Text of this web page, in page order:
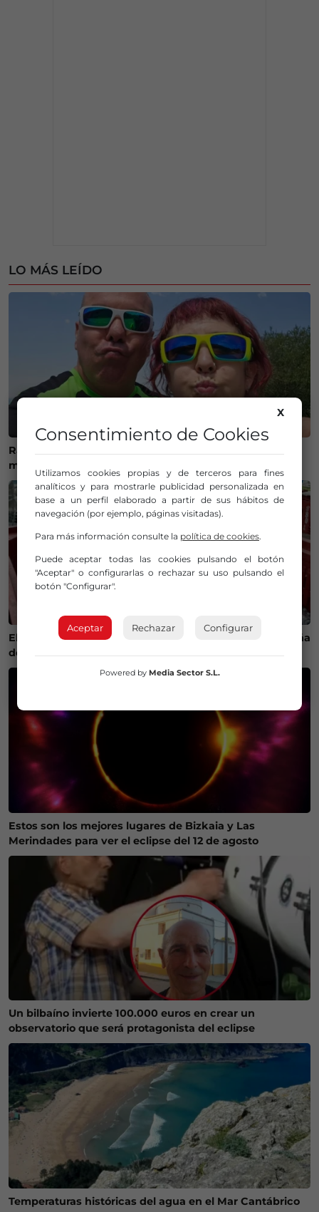
LO MÁS LEÍDO
Ráfagas al cielo para Gorane, el último adiós a una
motera que dejó huella en el mundo de las dos ruedas
El calor cambia la ruta del bonito y complica la campaña
de pesca en Euskadi
Estos son los mejores lugares de Bizkaia y Las
Merindades para ver el eclipse del 12 de agosto
Un bilbaíno invierte 100.000 euros en crear un
observatorio que será protagonista del eclipse
Temperaturas históricas del agua en el Mar Cantábrico
X
Consentimiento de Cookies
Utilizamos cookies propias y de terceros para fines
analíticos y para mostrarle publicidad personalizada en
base a un perfil elaborado a partir de sus hábitos de
navegación (por ejemplo, páginas visitadas).
Para más información consulte la política de cookies.
Puede aceptar todas las cookies pulsando el botón
"Aceptar" o configurarlas o rechazar su uso pulsando el
botón "Configurar".
Aceptar Rechazar Configurar
Powered by Media Sector S.L.